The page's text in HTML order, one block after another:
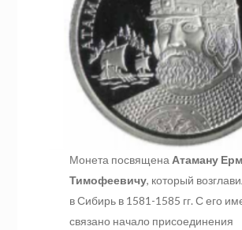
Монета посвящена Атаману
Тимофеевичу, который
в Сибирь в 1581-1585 гг. С его
связано начало присоединения